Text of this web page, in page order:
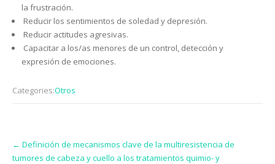
la frustración.
Reducir los sentimientos de soledad y depresión.
Reducir actitudes agresivas.
Capacitar a los/as menores de un control, detección y
expresión de emociones.
Categories:Otros
Post
navigation
← Definición de mecanismos clave de la multiresistencia de
tumores de cabeza y cuello a los tratamientos quimio- y